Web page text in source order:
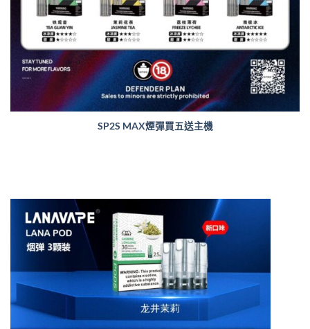
SP2S MAX煙彈買五送主機